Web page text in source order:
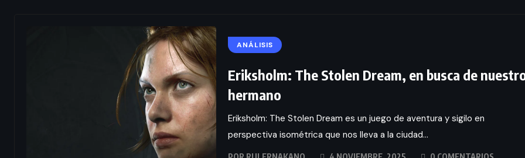
ANÁLISIS
Eriksholm: The Stolen Dream, en busca de
hermano
Eriksholm: The Stolen Dream es un juego de aventura y sigilo en
perspectiva isométrica que nos lleva a la ciudad...